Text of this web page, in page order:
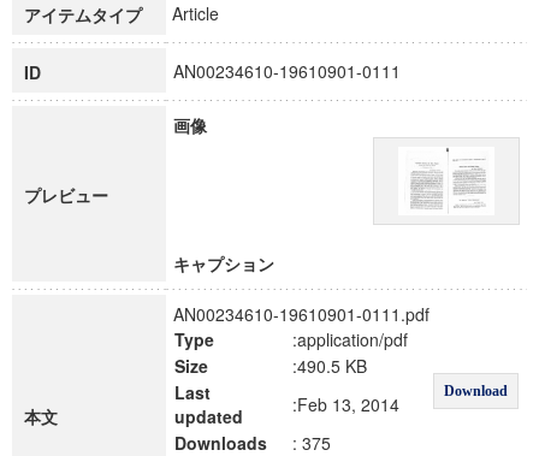
博士課程教育リーディングプログラム「超成熟社会発展のサ
アイテムタイプ Article
ID AN00234610-19610901-0111
プレビュー
画像
キャプション
本文
AN00234610-19610901-0111.pdf
Type
:application/pdf
Download
Size
:490.5 KB
Last
updated
:Feb 13, 2014
Downloads
: 375